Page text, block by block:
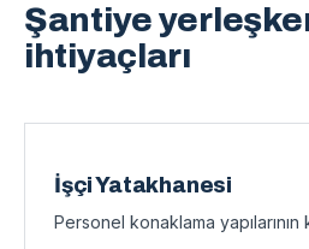
Şantiye
ihtiyaçları
İşçi Yatakhanesi
Personel konaklama